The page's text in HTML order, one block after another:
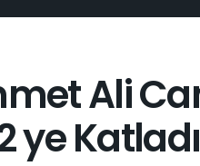
Ali
ye Katladı